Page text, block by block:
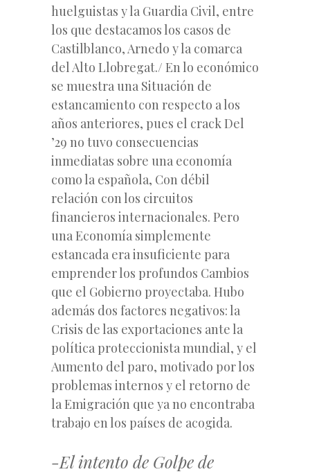
huelguistas y la Guardia Civil, entre
los que destacamos los casos de
Castilblanco, Arnedo y la comarca
del Alto Llobregat./ En lo económico
se muestra una Situación de
estancamiento con respecto a los
años anteriores, pues el crack Del
’29 no tuvo consecuencias
inmediatas sobre una economía
como la española, Con débil
relación con los circuitos
financieros internacionales. Pero
una Economía simplemente
estancada era insuficiente para
emprender los profundos Cambios
que el Gobierno proyectaba. Hubo
además dos factores negativos: la
Crisis de las exportaciones ante la
política proteccionista mundial, y el
Aumento del paro, motivado por los
problemas internos y el retorno de
la Emigración que ya no encontraba
trabajo en los países de acogida.
-El intento de Golpe de